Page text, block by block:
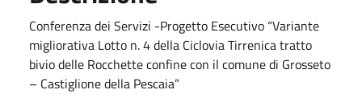
Conferenza dei Servizi -Progetto Esecutivo “Variante
migliorativa Lotto n. 4 della Ciclovia Tirrenica tratto
bivio delle Rocchette confine con il comune di Grosseto
– Castiglione della Pescaia”